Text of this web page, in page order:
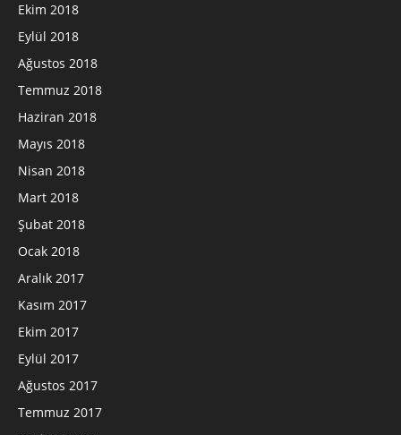
Ekim 2018
Eylül 2018
Ağustos 2018
Temmuz 2018
Haziran 2018
Mayıs 2018
Nisan 2018
Mart 2018
Şubat 2018
Ocak 2018
Aralık 2017
Kasım 2017
Ekim 2017
Eylül 2017
Ağustos 2017
Temmuz 2017